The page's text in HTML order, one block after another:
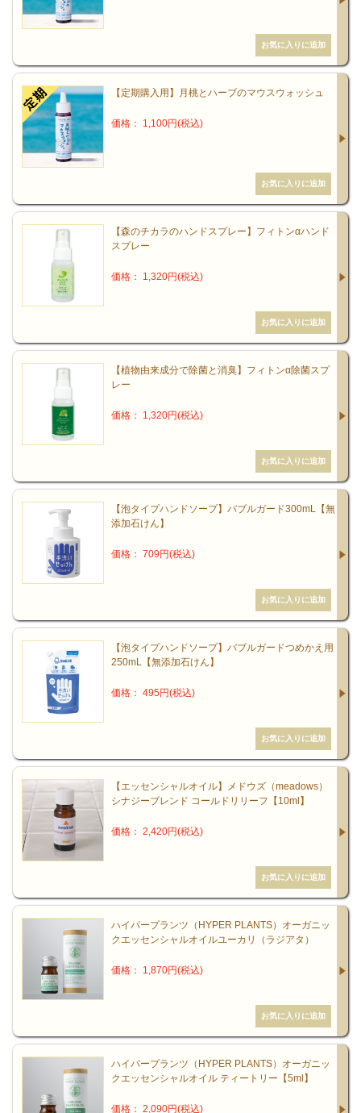
【定期購入用】月桃とハーブのマウスウォッシュ
価格： 1,100円(税込)
【森のチカラのハンドスプレー】フィトンαハンド
スプレー
価格： 1,320円(税込)
【植物由来成分で除菌と消臭】フィトンα除菌スプ
レー
価格： 1,320円(税込)
【泡タイプハンドソープ】バブルガード300mL【無
添加石けん】
価格： 709円(税込)
【泡タイプハンドソープ】バブルガードつめかえ用
250mL【無添加石けん】
価格： 495円(税込)
【エッセンシャルオイル】メドウズ（meadows）
シナジーブレンド コールドリリーフ【10ml】
価格： 2,420円(税込)
ハイパープランツ（HYPER PLANTS）オーガニッ
クエッセンシャルオイルユーカリ（ラジアタ）
価格： 1,870円(税込)
ハイパープランツ（HYPER PLANTS）オーガニッ
クエッセンシャルオイル ティートリー【5ml】
価格： 2,090円(税込)